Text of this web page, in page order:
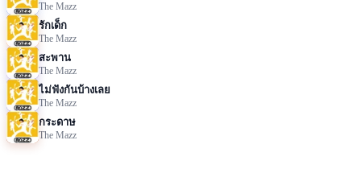
The Mazz
รักเด็ก
The Mazz
สะพาน
The Mazz
ไม่ฟังกันบ้างเลย
The Mazz
กระดาษ
The Mazz